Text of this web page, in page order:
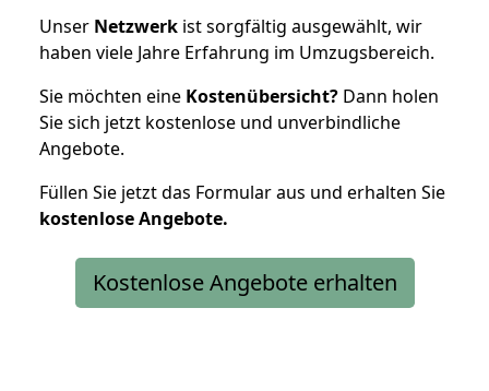
Unser Netzwerk ist sorgfältig ausgewählt, wir
haben viele Jahre Erfahrung im Umzugsbereich.
Sie möchten eine Kostenübersicht? Dann holen
Sie sich jetzt kostenlose und unverbindliche
Angebote.
Füllen Sie jetzt das Formular aus und erhalten Sie
kostenloseAngebote.
Kostenlose Angebote erhalten